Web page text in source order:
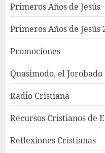
Primeros Años de Jesús
Primeros Años de Jesús
Promociones
Quasimodo, el
Radio Cristiana
Recursos Cristianos de
Reflexiones Cristianas